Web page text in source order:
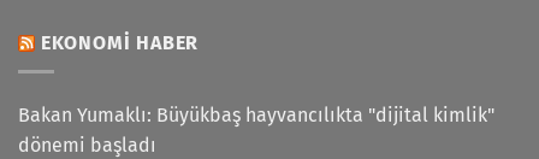
EKONOMI HABER
Bakan Yumaklı: Büyükbaş hayvancılıkta "dijital kimlik"
dönemi başladı